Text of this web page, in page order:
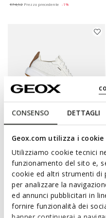
CONSENSO DETTAGLI
Geox.com utilizza i cookie
Utilizziamo cookie tecnici
funzionamento del sito e,
cookie ed altri strumenti di
per analizzare la
ed annunci pubblicitari in
fornire funzionalità dei
€74,92 Prezzo precedente -1%
AERANTIS DONNA
Sneakers in pelle
€88,44
1 COLORE
Price reduced from
€149,90 Prezzo di listino
-41%
€89,94 Prezzo precedente -2%